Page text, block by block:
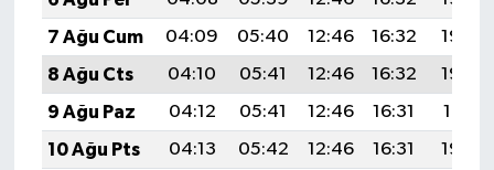
7 Ağu Cum
04:09 05:40 12:46 16:32
19:43
8 Ağu Cts
04:10 05:41 12:46 16:32
19:42
9 Ağu Paz
04:12 05:41 12:46 16:31
19:41
10 Ağu Pts
04:13 05:42 12:46 16:31
19:39